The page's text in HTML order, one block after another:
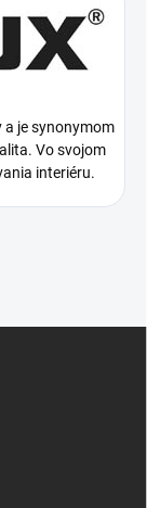
a je synonymom
Vo svojom
interiéru.